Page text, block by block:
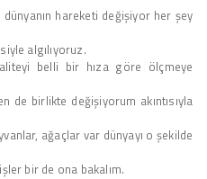
hareketi değişiyor her şey
algılıyoruz.
belli bir hıza göre ölçmeye
de birlikte değişiyorum akıntısıyla
ağaçlar var dünyayı o şekilde
bir de ona bakalım.